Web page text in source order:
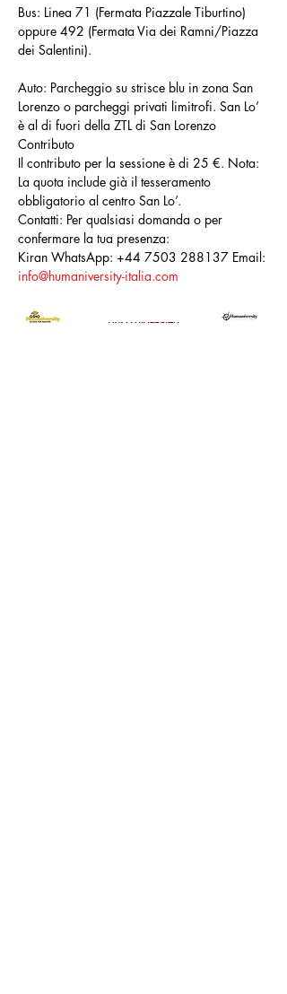
Bus: Linea 71 (Fermata Piazzale Tiburtino)
oppure 492 (Fermata Via dei Ramni/Piazza
dei Salentini).
Auto: Parcheggio su strisce blu in zona San
Lorenzo o parcheggi privati limitrofi. San Lo’
è al di fuori della ZTL di San Lorenzo
Contributo
Il contributo per la sessione è di 25 €. Nota:
La quota include già il tesseramento
obbligatorio al centro San Lo’.
Contatti: Per qualsiasi domanda o per
confermare la tua presenza:
Kiran WhatsApp: +44 7503 288137 Email:
info@humaniversity-italia.com